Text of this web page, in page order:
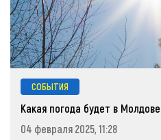
СОБЫТИЯ
Какая погода будет в
04 февраля 2025, 11:28